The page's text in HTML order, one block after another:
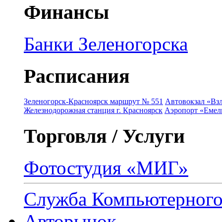
Финансы
Банки Зеленогорска
Расписания
Зеленогорск-Красноярск маршрут № 551 Автовокзал
Железнодорожная станция г. Красноярск Аэропорт
Торговля / Услуги
Фотостудия «МИГ»
Служба